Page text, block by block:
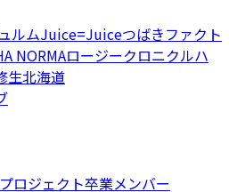
ルムJuice=Juiceつばきファクト
NORMAロージークロニクルハ
生北海道
ロジェクト卒業メンバー